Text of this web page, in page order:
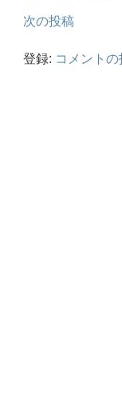
次の投稿
登録: コメント